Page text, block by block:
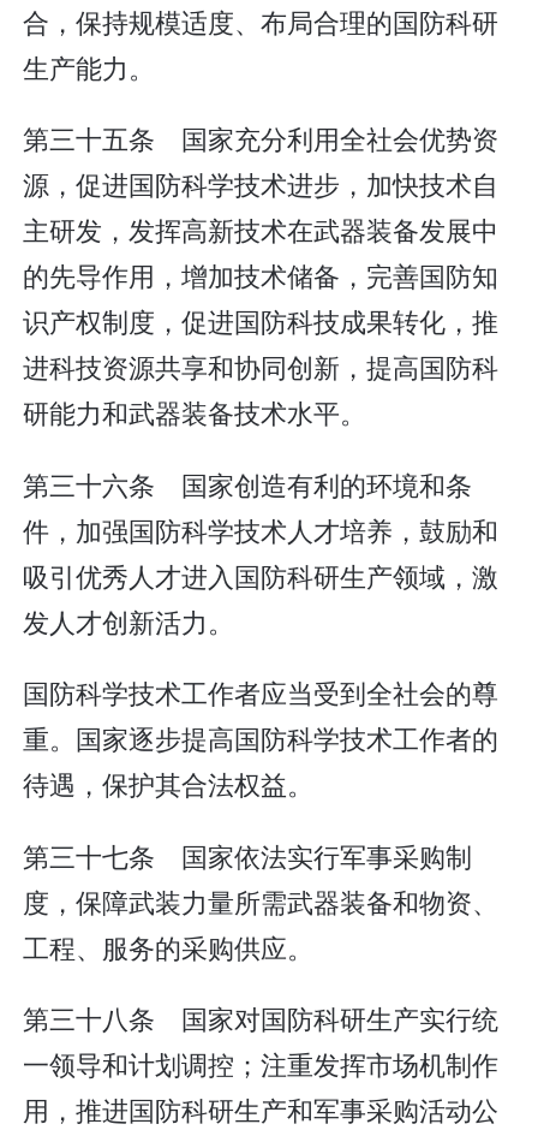
合，保持规模适度、布局合理的国防科研
生产能力。
第三十五条 国家充分利用全社会优势资
源，促进国防科学技术进步，加快技术自
主研发，发挥高新技术在武器装备发展中
的先导作用，增加技术储备，完善国防知
识产权制度，促进国防科技成果转化，推
进科技资源共享和协同创新，提高国防科
研能力和武器装备技术水平。
第三十六条 国家创造有利的环境和条
件，加强国防科学技术人才培养，鼓励和
吸引优秀人才进入国防科研生产领域，激
发人才创新活力。
国防科学技术工作者应当受到全社会的尊
重。国家逐步提高国防科学技术工作者的
待遇，保护其合法权益。
第三十七条 国家依法实行军事采购制
度，保障武装力量所需武器装备和物资、
工程、服务的采购供应。
第三十八条 国家对国防科研生产实行统
一领导和计划调控；注重发挥市场机制作
用，推进国防科研生产和军事采购活动公